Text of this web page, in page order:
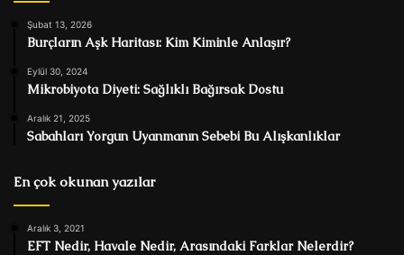
Şubat 13, 2026
Burçların Aşk Haritası: Kim Kiminle Anlaşır?
Eylül 30, 2024
Mikrobiyota Diyeti: Sağlıklı Bağırsak Dostu
Aralık 21, 2025
Sabahları Yorgun Uyanmanın Sebebi Bu Alışkanlıklar
En çok okunan yazılar
Aralık 3, 2021
EFT Nedir, Havale Nedir, Arasındaki Farklar Nelerdir?